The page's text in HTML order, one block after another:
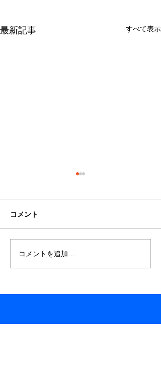
最新記事 すべて表示
みんなでたのしむシネマ
R8.1.18開催
催
コメント
コメントを追加…